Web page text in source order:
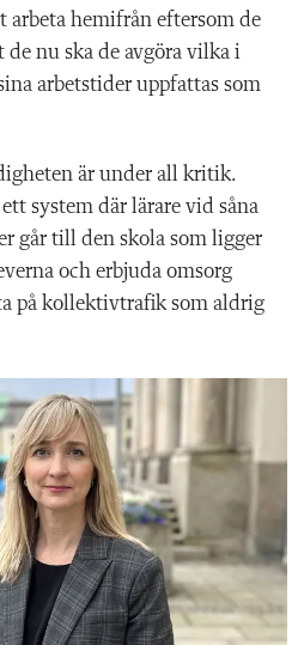
arbeta hemifrån eftersom de
nu ska de avgöra vilka i
arbetstider uppfattas som
är under all kritik.
system där lärare vid såna
går till den skola som ligger
och erbjuda omsorg
på kollektivtrafik som aldrig